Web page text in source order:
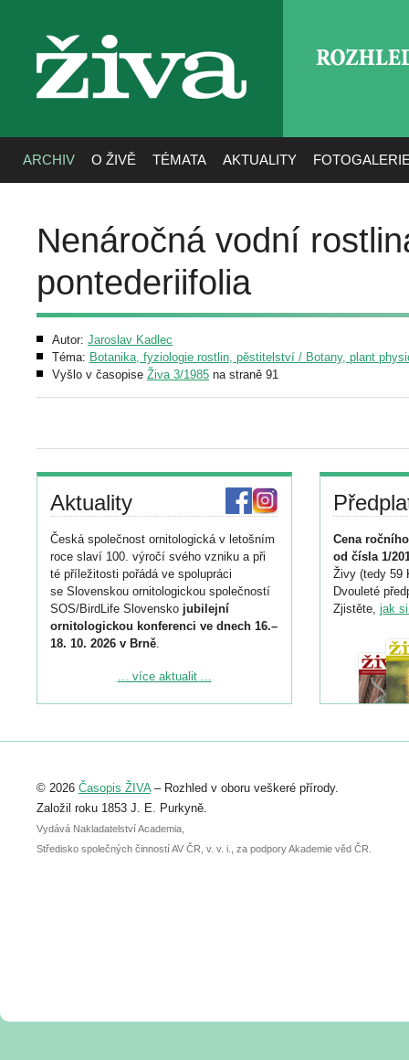
živa
ARCHIV O ŽIVĚ TÉMATA AKTUALITY
Nenáročná vodní
pontederiifolia
Autor: Jaroslav Kadlec
Téma: Botanika, fyziologie rostlin, pěstitelství / Botany, plant
Vyšlo v časopise Živa 3/1985 na straně 91
Aktuality
Česká společnost ornitologická v letošním
roce slaví 100. výročí svého vzniku a při
té příležitosti pořádá ve spolupráci
se Slovenskou ornitologickou společností
SOS/BirdLife Slovensko jubilejní
ornitologickou konferenci ve dnech 16.–
18. 10. 2026 v Brně.
Podrobnější informace ke konferenci
Registrovat se můžete do 6. září.
abstraktu přihlášené přednášky nebo
posteru je už 30. června.
... více aktualit ...
Cena
od čísla 1/
Živy (tedy 59
Dvouleté
Zjistěte, jak
© 2026 Časopis ŽIVA– Rozhled v oboru veškeré přírody.
Založil roku 1853 J. E. Purkyně.
Vydává Nakladatelství Academia,
Středisko společných činností AV ČR, v. v. i., za podpory Akademie věd ČR.